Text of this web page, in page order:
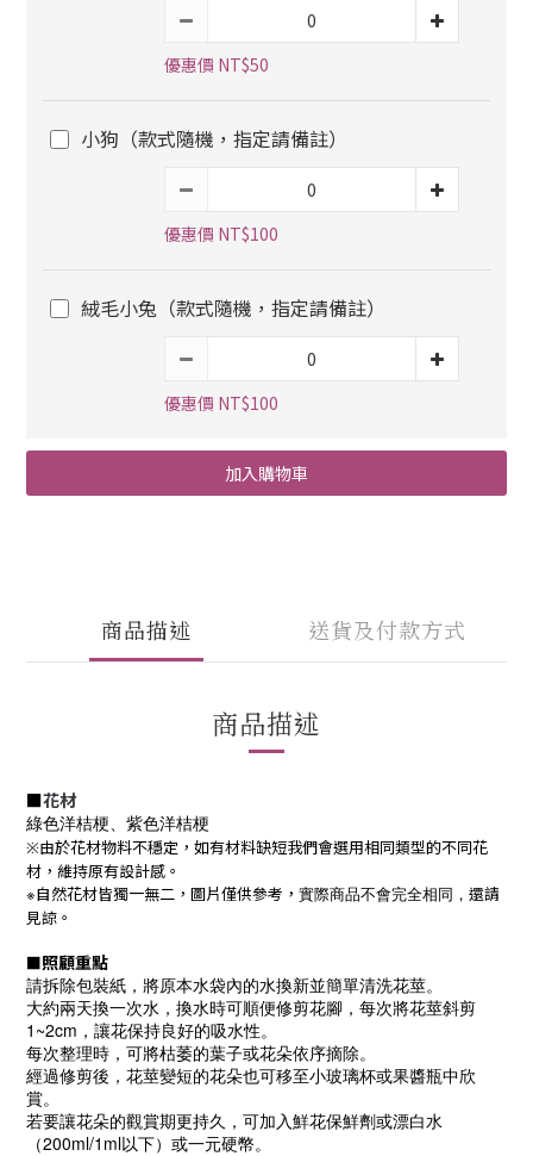
優惠價 NT$50
小狗（款式隨機，指定請備註）
優惠價 NT$100
絨毛小兔（款式隨機，指定請備註）
優惠價 NT$100
加入購物車
商品描述 送貨及付款方式
商品描述
■花材
綠色洋桔梗、紫色洋桔梗
※由於花材物料不穩定，如有材料缺短我們會選用相同類型的不同花
材，維持原有設計感。
※自然花材皆獨一無二，圖片僅供參考， 實際商品不會完全相同， 還請
見諒。
■照顧重點
請拆除包裝紙，將原本水袋內的水換新並簡單清洗花莖。
大約兩天換一次水，換水時可順便修剪花腳，每次將花莖斜剪
1~2cm，讓花保持良好的吸水性。
每次整理時，可將枯萎的葉子或花朵依序摘除。
經過修剪後，花莖變短的花朵也可移至小玻璃杯或果醬瓶中欣
賞。
若要讓花朵的觀賞期更持久，可加入鮮花保鮮劑或漂白水
（200ml/1ml以下）或一元硬幣。